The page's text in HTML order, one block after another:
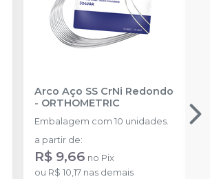
Arco Aço SS CrNi Redondo
- ORTHOMETRIC
Embalagem com 10 unidades.
a partir de:
R$ 9,66 no Pix
ou R$ 10,17nas demais